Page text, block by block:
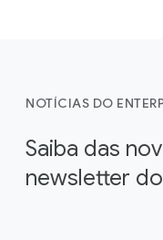
NOTÍCIAS DO
Saiba das
newsletter